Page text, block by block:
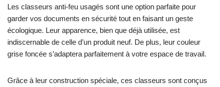
Les classeurs anti-feu usagés sont une option parfaite pour
garder vos documents en sécurité tout en faisant un geste
écologique. Leur apparence, bien que déjà utilisée, est
indiscernable de celle d’un produit neuf. De plus, leur couleur
grise foncée s’adaptera parfaitement à votre espace de travail.
Grâce à leur construction spéciale, ces classeurs sont conçus